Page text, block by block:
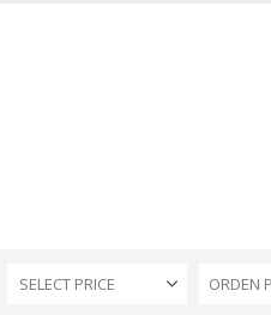
SELECT PRICE